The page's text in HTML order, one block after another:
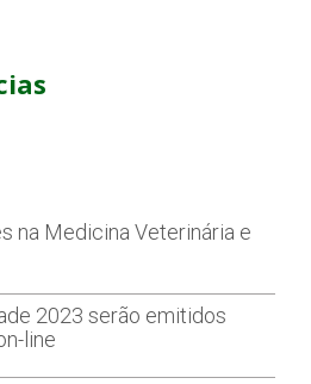
na Medicina Veterinária e
2023 serão emitidos
line